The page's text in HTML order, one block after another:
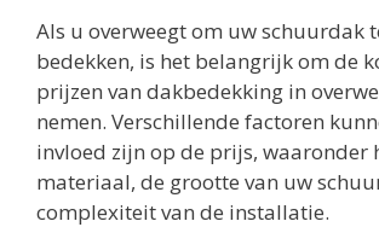
Als u overweegt om uw schuurdak
bedekken, is het belangrijk om de
prijzen van dakbedekking in
nemen. Verschillende factoren
invloed zijn op de prijs, waaronder
materiaal, de grootte van uw
complexiteit van de installatie.